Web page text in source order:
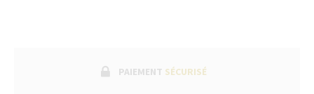
PAIEMENT SÉCURISÉ